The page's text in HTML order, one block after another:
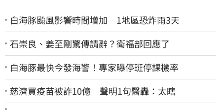
白海豚颱風影響時間增加 1地區恐炸雨3天
石崇良、姜至剛驚傳請辭？衛福部回應了
白海豚最快今發海警！專家曝停班停課機率
慈濟買疫苗被詐10億 聲明1句醫轟：太瞎